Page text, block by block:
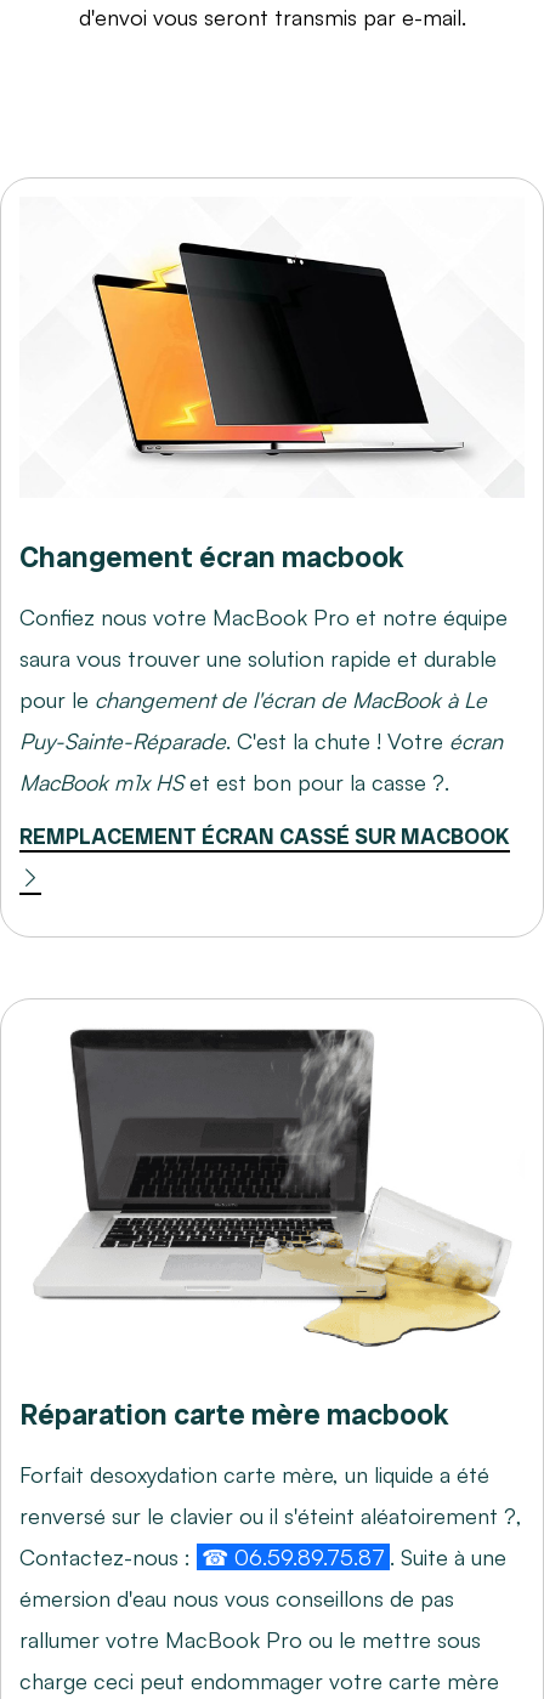
d'envoi vous seront transmis par e-mail.
Changement écran macbook
Confiez nous votre MacBook Pro et notre équipe
saura vous trouver une solution rapide et durable
pour le changement de l'écran de MacBook à Le
Puy-Sainte-Réparade. C'est la chute ! Votre écran
MacBook m1x HSet est bon pour la casse ?.
REMPLACEMENT ÉCRAN CASSÉ SUR MACBOOK
Réparation carte mère macbook
Forfait desoxydation carte mère, un liquide a été
renversé sur le clavier ou il s'éteint aléatoirement ?,
Contactez-nous : ☎ 06.59.89.75.87 . Suite à une
émersion d'eau nous vous conseillons de pas
rallumer votre MacBook Pro ou le mettre sous
charge ceci peut endommager votre carte mère